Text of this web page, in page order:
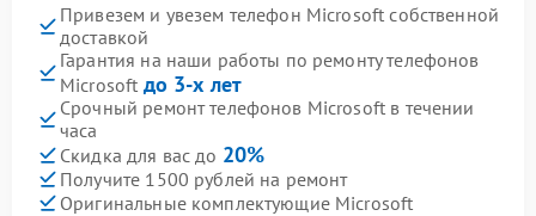
Привезем и увезем телефон Microsoft собственной
доставкой
Гарантия на наши работы по ремонту телефонов
Microsoft до 3-х лет
Срочный ремонт телефонов Microsoft в течении
часа
Скидка для вас до 20%
Получите 1500 рублей на ремонт
Оригинальные комплектующие Microsoft